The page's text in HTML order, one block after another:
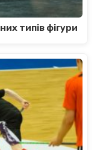
типів фігури